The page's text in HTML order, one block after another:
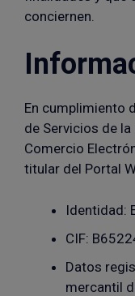
conciernen.
En cumplimiento
de Servicios de
Comercio
titular del Portal
Identidad:
CIF:
Datos
mercantil